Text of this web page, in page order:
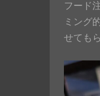
フード
ミング
せても